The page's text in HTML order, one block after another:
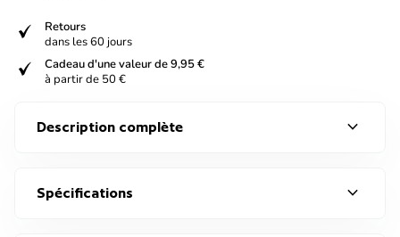
verified
Retours
dans les 60 jours
verified
Cadeau d'une valeur de 9,95 €
à partir de 50 €
Description complète expand_more
Spécifications expand_more